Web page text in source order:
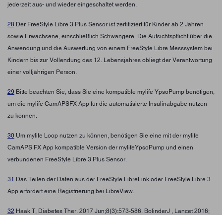
jederzeit aus- und wieder eingeschaltet werden.
28 Der FreeStyle Libre 3 Plus Sensor ist zertifiziert für Kinder ab 2 Jahren
sowie Erwachsene, einschließlich Schwangere. Die Aufsichtspflicht über die
Anwendung und die Auswertung von einem FreeStyle Libre Messsystem bei
Kindern bis zur Vollendung des 12. Lebensjahres obliegt der Verantwortung
einer volljährigen Person.
29 Bitte beachten Sie, dass Sie eine kompatible mylife YpsoPump benötigen,
um die mylife CamAPSFX App für die automatisierte Insulinabgabe nutzen
zu können.
30 Um mylife Loop nutzen zu können, benötigen Sie eine mit der mylife
CamAPS FX App kompatible Version der mylifeYpsoPump und einen
verbundenen FreeStyle Libre 3 Plus Sensor.
31 Das Teilen der Daten aus der FreeStyle LibreLink oder FreeStyle Libre 3
App erfordert eine Registrierung bei LibreView.
32 Haak T, Diabetes Ther. 2017 Jun;8(3):573-586. BolinderJ , Lancet 2016;